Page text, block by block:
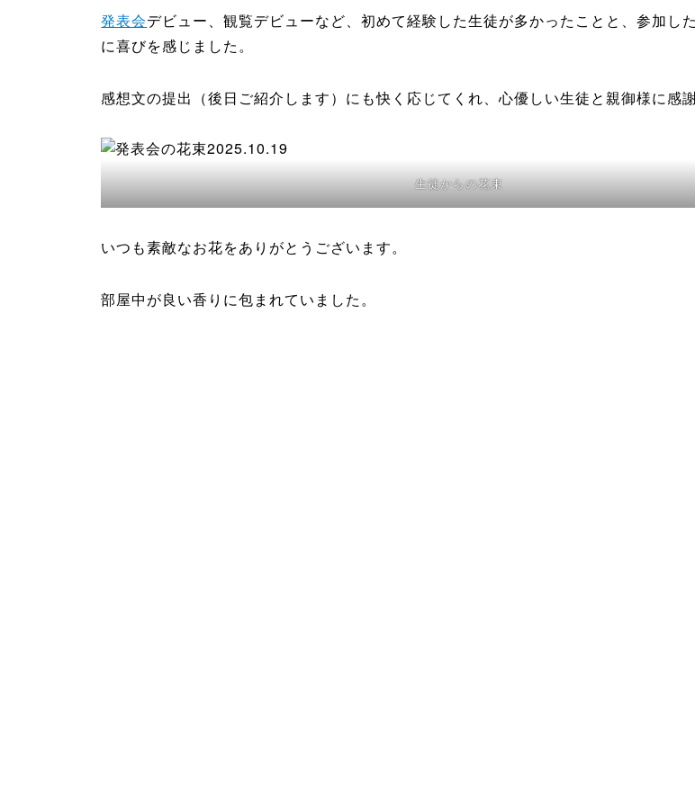
発表会デビュー、観覧デビューなど、初めて経験した生徒が多かったことと、参加し
に喜びを感じました。
感想文の提出（後日ご紹介します）にも快く応じてくれ、心優しい生徒と親御様に感謝
生徒からの花束
いつも素敵なお花をありがとうございます。
部屋中が良い香りに包まれていました。